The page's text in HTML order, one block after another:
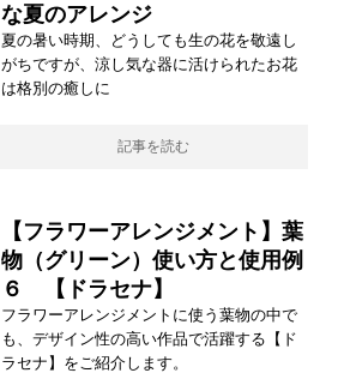
な夏のアレンジ
夏の暑い時期、どうしても生の花を敬遠し
がちですが、涼し気な器に活けられたお花
は格別の癒しに
記事を読む
【フラワーアレンジメント】葉
物（グリーン）使い方と使用例
６ 【ドラセナ】
フラワーアレンジメントに使う葉物の中で
も、デザイン性の高い作品で活躍する【ド
ラセナ】をご紹介します。